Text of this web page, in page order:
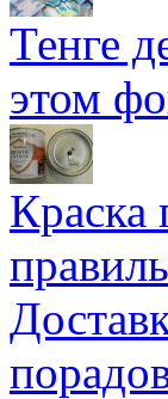
Тенге
этом
Краска